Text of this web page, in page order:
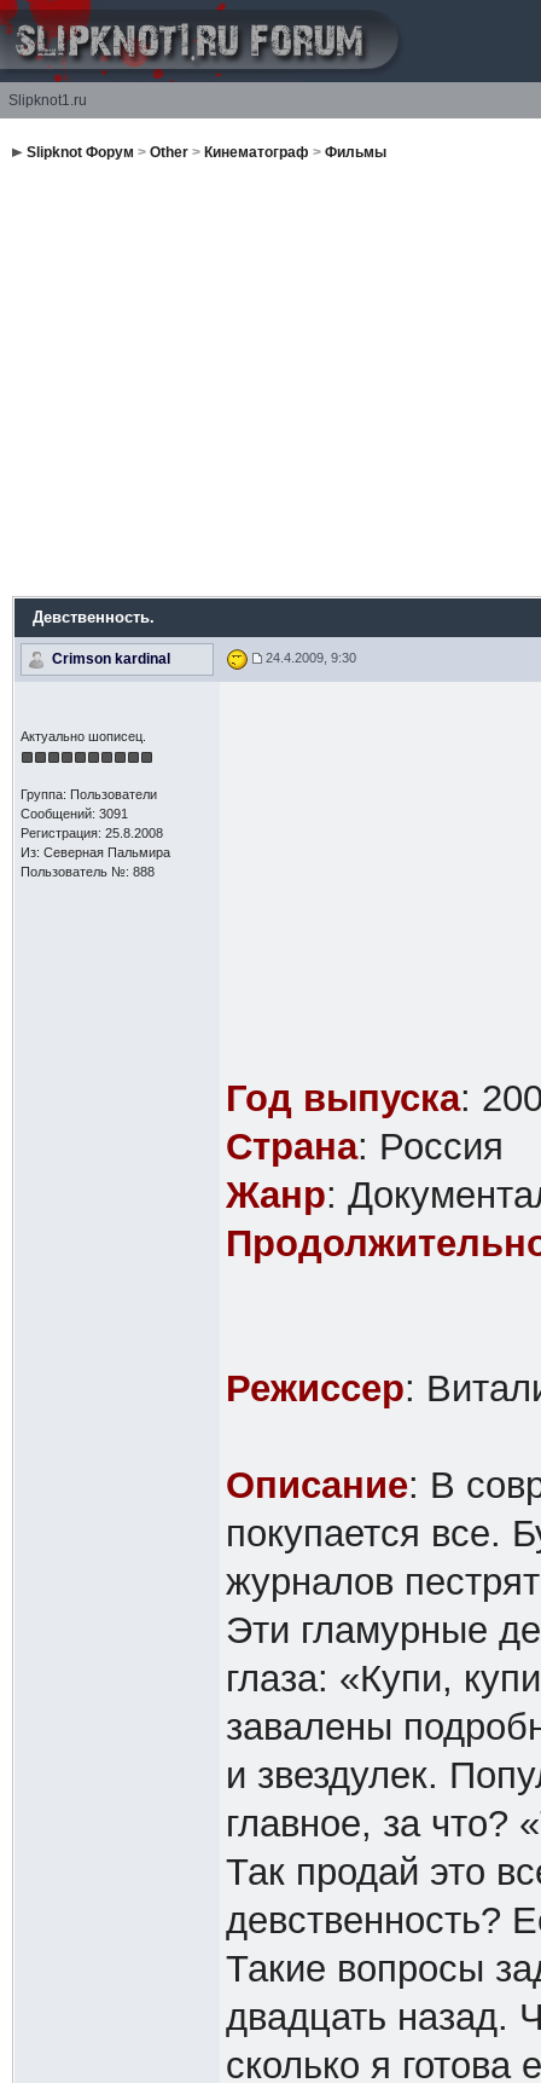
Slipknot1.ru
Slipknot Форум > Other> Кинематограф > Фильмы
Девственность.
Crimson kardinal 24.4.2009, 9:30
Актуально шописец.
Группа: Пользователи
Сообщений: 3091
Регистрация: 25.8.2008
Из: Северная Пальмира
Пользователь №: 888
Год выпуска:
Страна: Россия
Жанр:
Режиссер:
Описание: В
покупается все.
журналов
Эти гламурные
глаза: «Купи,
завалены
и звездулек.
главное, за что?
Так продай это
девственность?
Такие вопросы
двадцать назад.
сколько я